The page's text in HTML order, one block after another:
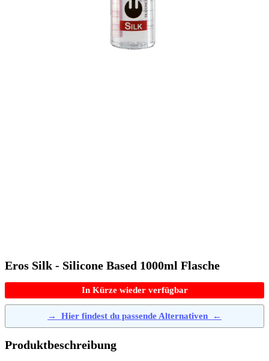
Eros Silk - Silicone Based 1000ml Flasche
In Kürze wieder verfügbar
→ Hier findest du passende Alternativen ←
Produktbeschreibung